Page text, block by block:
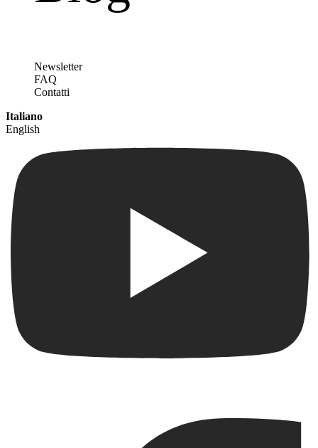
Newsletter
FAQ
Contatti
Italiano
English